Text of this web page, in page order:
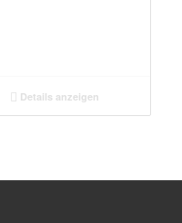
Details anzeigen